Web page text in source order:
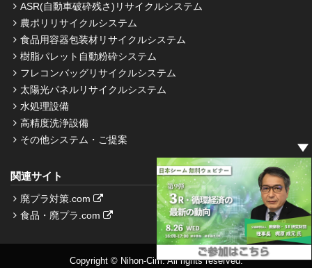
ASR(自動車破砕残さ)リサイクルシステム
農ポリリサイクルシステム
食品用容器包装材リサイクルシステム
樹脂パレット自動粉砕システム
フレコンバッグリサイクルシステム
太陽光パネルリサイクルシステム
水処理設備
高精度洗浄設備
その他システム・ご提案
関連サイト
廃プラ対策.com
食品・廃プラ.com
Copyright © Nihon-Cim. All rights reserved.